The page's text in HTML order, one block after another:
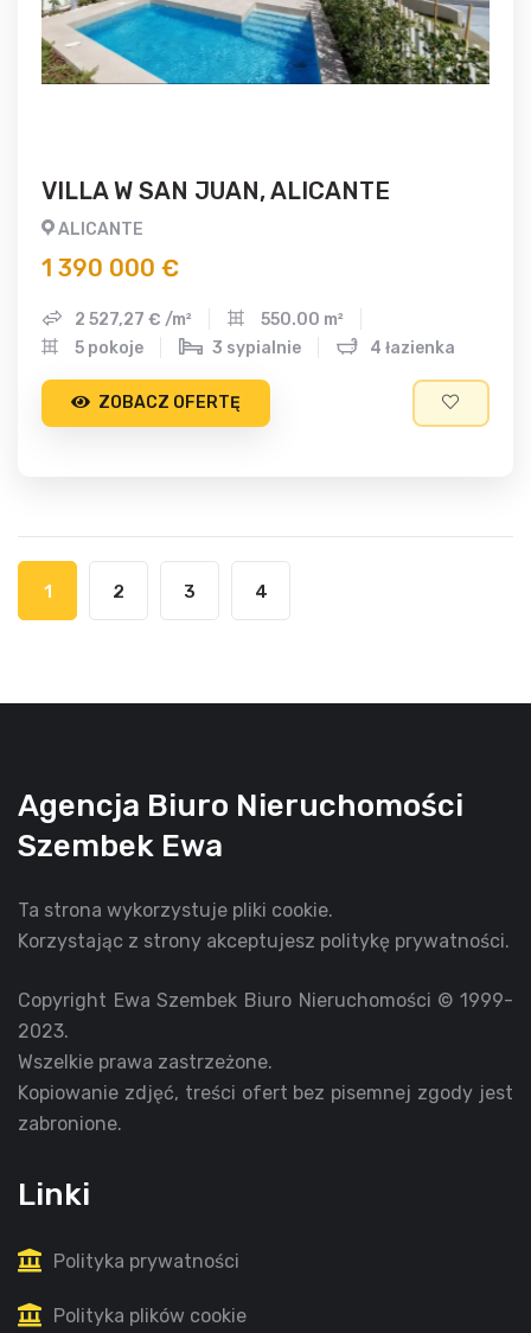
VILLA W SAN JUAN, ALICANTE
ALICANTE
1 390 000 €
2 527,27 € /m²
550.00 m²
5 pokoje
3 sypialnie 4 łazienka
ZOBACZ OFERTĘ
1 2 3 4
Agencja Biuro Nieruchomości
Szembek Ewa
Ta strona wykorzystuje pliki cookie.
Korzystając z strony akceptujesz politykę prywatności.
Copyright Ewa Szembek Biuro Nieruchomości © 1999-
2023.
Wszelkie prawa zastrzeżone.
Kopiowanie zdjęć, treści ofert bez pisemnej zgody jest
zabronione.
Linki
Polityka prywatności
Polityka plików cookie